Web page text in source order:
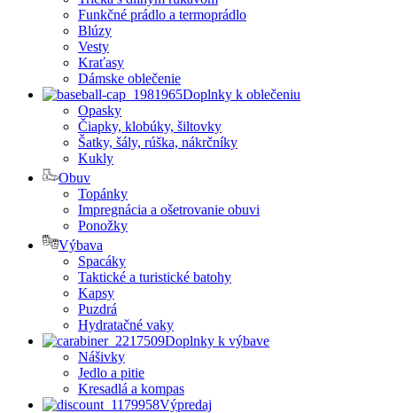
Funkčné prádlo a termoprádlo
Blúzy
Vesty
Kraťasy
Dámske oblečenie
Doplnky k oblečeniu
Opasky
Čiapky, klobúky, šiltovky
Šatky, šály, rúška, nákrčníky
Kukly
Obuv
Topánky
Impregnácia a ošetrovanie obuvi
Ponožky
Výbava
Spacáky
Taktické a turistické batohy
Kapsy
Puzdrá
Hydratačné vaky
Doplnky k výbave
Nášivky
Jedlo a pitie
Kresadlá a kompas
Výpredaj